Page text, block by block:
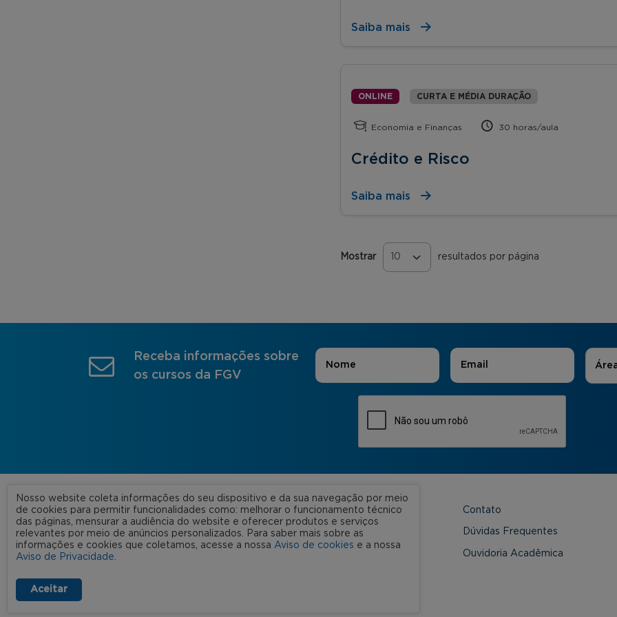
Saiba mais
ONLINE CURTA E MÉDIA DURAÇÃO
Economia e Finanças 30 horas/aula
Crédito e Risco
Saiba mais
Mostrar resultados por página
Páginas
Receba informações sobre
os cursos da FGV
Nome E-mail Áreas
FGV 2023 © Todos os direitos
reservados
Termos de uso
A FGV Contato
Nossas Unidades Dúvidas Frequentes
Ouvidoria Acadêmica
Nosso website coleta informações do seu dispositivo e da sua navegação por meio
de cookies para permitir funcionalidades como: melhorar o funcionamento técnico
das páginas, mensurar a audiência do website e oferecer produtos e serviços
relevantes por meio de anúncios personalizados. Para saber mais sobre as
informações e cookies que coletamos, acesse a nossa Aviso de cookies e a nossa
Aviso de Privacidade.
Aceitar